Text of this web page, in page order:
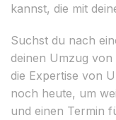
kannst, die mit
Suchst du nach
deinen Umzug
die Expertise von
noch heute, um
und einen Termin